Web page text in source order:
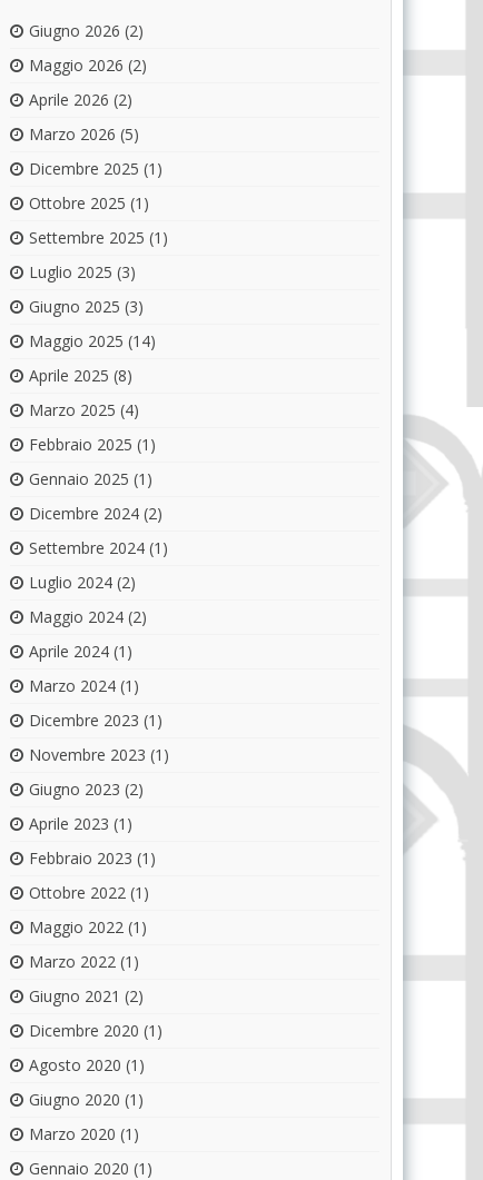
Giugno 2026 (2)
Maggio 2026 (2)
Aprile 2026 (2)
Marzo 2026 (5)
Dicembre 2025 (1)
Ottobre 2025 (1)
Settembre 2025 (1)
Luglio 2025 (3)
Giugno 2025 (3)
Maggio 2025 (14)
Aprile 2025 (8)
Marzo 2025 (4)
Febbraio 2025 (1)
Gennaio 2025 (1)
Dicembre 2024 (2)
Settembre 2024 (1)
Luglio 2024 (2)
Maggio 2024 (2)
Aprile 2024 (1)
Marzo 2024 (1)
Dicembre 2023 (1)
Novembre 2023 (1)
Giugno 2023 (2)
Aprile 2023 (1)
Febbraio 2023 (1)
Ottobre 2022 (1)
Maggio 2022 (1)
Marzo 2022 (1)
Giugno 2021 (2)
Dicembre 2020 (1)
Agosto 2020 (1)
Giugno 2020 (1)
Marzo 2020 (1)
Gennaio 2020 (1)